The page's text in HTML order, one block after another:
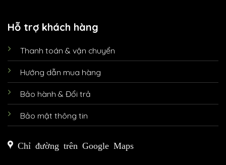
Hỗ trợ khách hàng
Thanh toán & vận chuyển
Hướng dẫn mua hàng
Bảo hành & Đổi trả
Bảo mật thông tin
Chỉ đường trên Google Maps